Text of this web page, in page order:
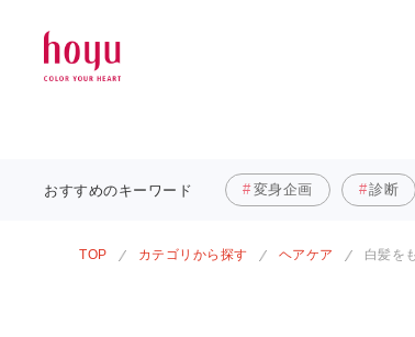
おすすめのキーワード 変身企画 診断
TOP カテゴリから探す ヘアケア 白髪を